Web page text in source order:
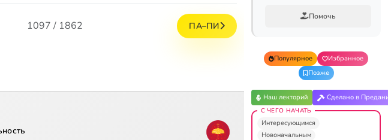
1097 / 1862 ПА–ПИ
Помочь
Популярное
Избранное
Позже
Наш лекторий Сделано в
С ЧЕГО НАЧАТЬ
Интересующимся
Новоначальным